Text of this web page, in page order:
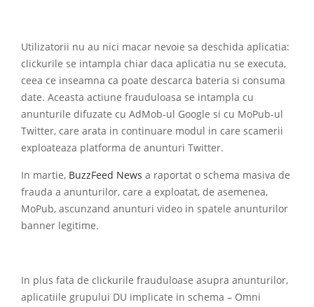
Utilizatorii nu au nici macar nevoie sa deschida aplicatia:
clickurile se intampla chiar daca aplicatia nu se executa,
ceea ce inseamna ca poate descarca bateria si consuma
date. Aceasta actiune frauduloasa se intampla cu
anunturile difuzate cu AdMob-ul Google si cu MoPub-ul
Twitter, care arata in continuare modul in care scamerii
exploateaza platforma de anunturi Twitter.
In martie, BuzzFeed News a raportat o schema masiva de
frauda a anunturilor, care a exploatat, de asemenea,
MoPub, ascunzand anunturi video in spatele anunturilor
banner legitime.
In plus fata de clickurile frauduloase asupra anunturilor,
aplicatiile grupului DU implicate in schema – Omni